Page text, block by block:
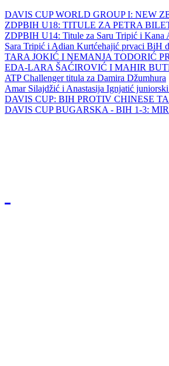
DAVIS CUP WORLD GROUP I: NEW
ZDPBIH U18: TITULE ZA PETRA
ZDPBIH U14: Titule za Saru Tripić i Kana
Sara Tripić i Adian Kurtćehajić prvaci BiH
TARA JOKIĆ I NEMANJA TODORIĆ
EDA-LARA ŠAĆIROVIĆ I MAHIR
ATP Challenger titula za Damira Džumhura
Amar Silajdžić i Anastasija Ignjatić
DAVIS CUP: BIH PROTIV CHINESE
DAVIS CUP BUGARSKA - BIH 1-3: